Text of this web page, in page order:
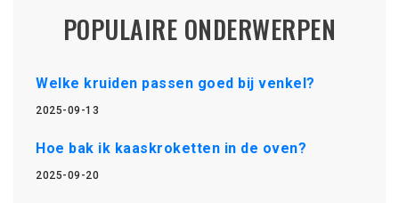
POPULAIRE ONDERWERPEN
Welke kruiden passen goed bij venkel?
2025-09-13
Hoe bak ik kaaskroketten in de oven?
2025-09-20